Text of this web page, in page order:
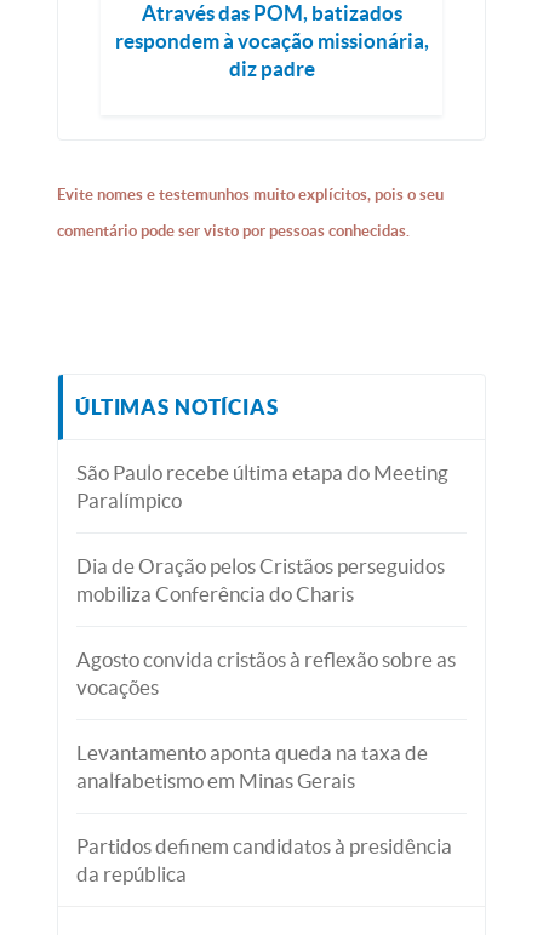
Através das POM, batizados
respondem à vocação missionária,
diz padre
Evite nomes e testemunhos muito explícitos, pois o seu
comentário pode ser visto por pessoas conhecidas.
ÚLTIMAS NOTÍCIAS
São Paulo recebe última etapa do Meeting
Paralímpico
Dia de Oração pelos Cristãos perseguidos
mobiliza Conferência do Charis
Agosto convida cristãos à reflexão sobre as
vocações
Levantamento aponta queda na taxa de
analfabetismo em Minas Gerais
Partidos definem candidatos à presidência
da república